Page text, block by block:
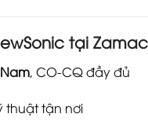
tại
, CO-CQ đầy đủ
thuật tận nơi